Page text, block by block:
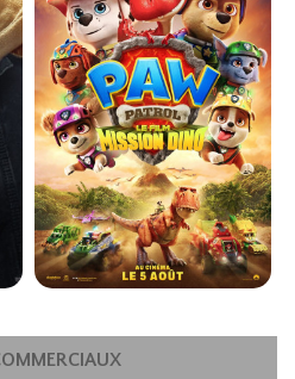
Bande-annonce
Réservation
Comédie
VF
Horaires et Infos